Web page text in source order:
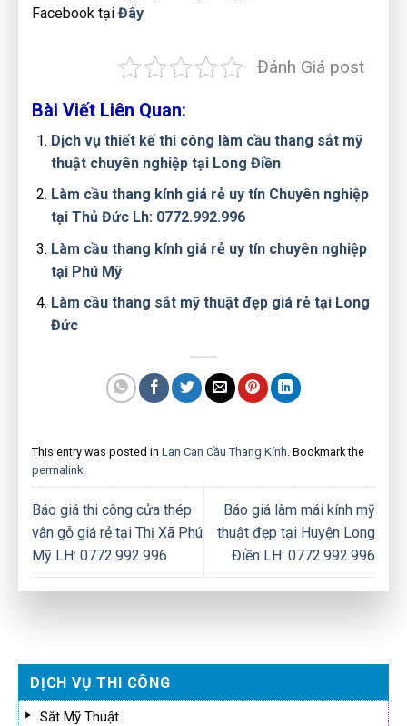
Facebook tại Đây
Đánh Giá post
Bài Viết Liên Quan:
Dịch vụ thiết kế thi công làm cầu thang sắt mỹ
thuật chuyên nghiệp tại Long Điền
Làm cầu thang kính giá rẻ uy tín Chuyên nghiệp
tại Thủ Đức Lh: 0772.992.996
Làm cầu thang kính giá rẻ uy tín chuyên nghiệp
tại Phú Mỹ
Làm cầu thang sắt mỹ thuật đẹp giá rẻ tại Long
Đức
This entry was posted in Lan Can Cầu Thang Kính . Bookmark the
permalink
Báo giá thi công cửa thép
vân gỗ giá rẻ tại Thị Xã Phú
Mỹ LH: 0772.992.996
Báo giá làm mái kính mỹ
thuật đẹp tại Huyện Long
Điền LH: 0772.992.996
DỊCH VỤ THI CÔNG
Sắt Mỹ Thuật